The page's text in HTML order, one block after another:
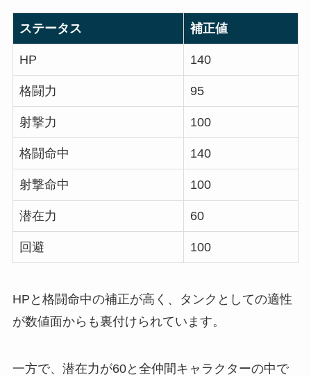
ステータス 補正値
HP 140
格闘力 95
射撃力 100
格闘命中 140
射撃命中 100
潜在力 60
回避 100
HPと格闘命中の補正が高く、タンクとしての適性
が数値面からも裏付けられています。
一方で、潜在力が60と全仲間キャラクターの中で